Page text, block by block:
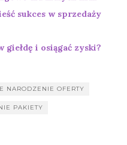
sukces w sprzedaży
giełdę i osiągać zyski?
NARODZENIE OFERTY
PAKIETY